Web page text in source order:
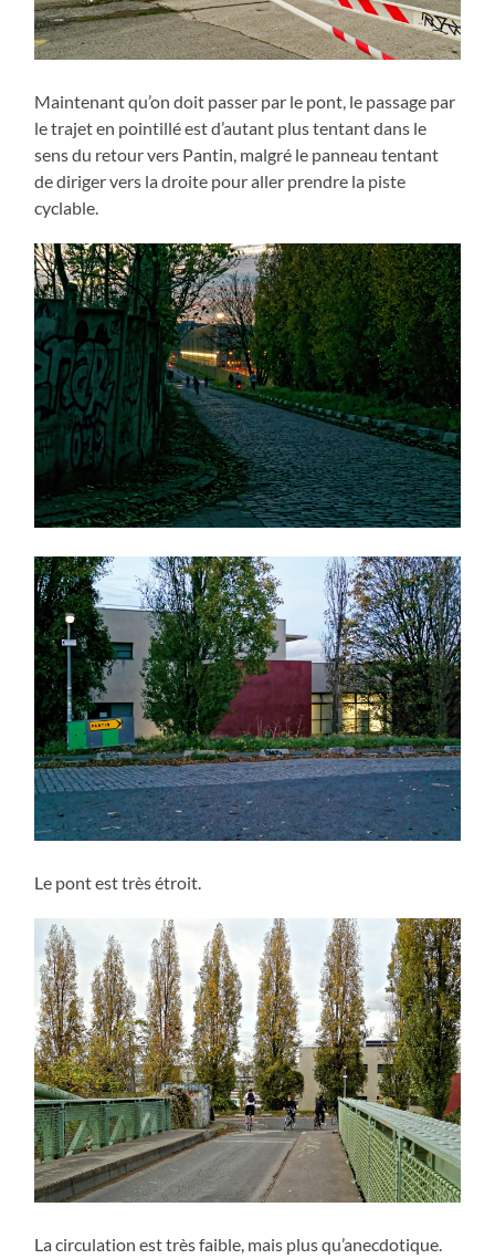
Maintenant qu’on doit passer par le pont, le passage par
le trajet en pointillé est d’autant plus tentant dans le
sens du retour vers Pantin, malgré le panneau tentant
de diriger vers la droite pour aller prendre la piste
cyclable.
Le pont est très étroit.
La circulation est très faible, mais plus qu’anecdotique.